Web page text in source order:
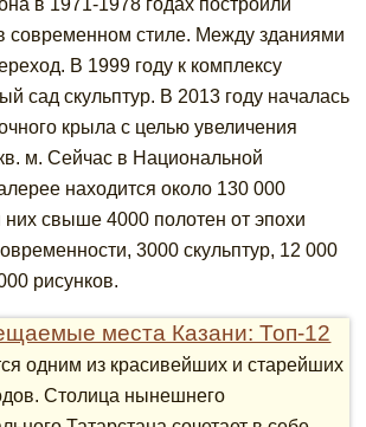
современном стиле. Между зданиями
В 1999 году к комплексу
сад скульптур. В 2013 году началась
крыла с целью увеличения
м. Сейчас в Национальной
находится около 130 000
них свыше 4000 полотен от эпохи
3000 скульптур, 12 000
рисунков.
места Казани: Топ-12
одним из красивейших и старейших
Столица нынешнего